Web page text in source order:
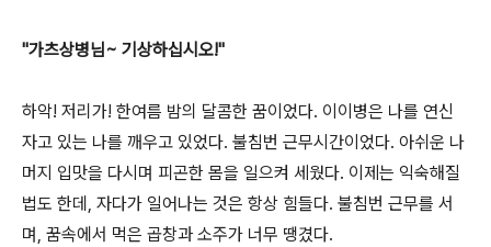
"가츠상병님~ 기상하십시오!"
하악! 저리가! 한여름 밤의 달콤한 꿈이었다. 이이병은 나를 연신
자고 있는 나를 깨우고 있었다. 불침번 근무시간이었다. 아쉬운 나
머지 입맛을 다시며 피곤한 몸을 일으켜 세웠다. 이제는 익숙해질
법도 한데, 자다가 일어나는 것은 항상 힘들다. 불침번 근무를 서
며, 꿈속에서 먹은 곱창과 소주가 너무 땡겼다.